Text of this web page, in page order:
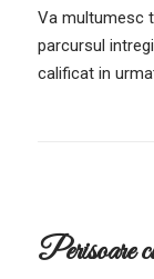
Va multumesc
parcursul
calificat in
Perisoare